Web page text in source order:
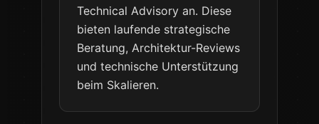
Technical Advisory an. Diese
bieten laufende strategische
Beratung, Architektur-Reviews
und technische Unterstützung
beim Skalieren.